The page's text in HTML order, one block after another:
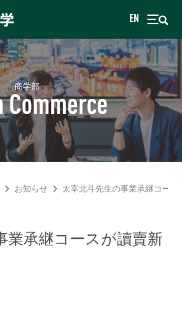
EN
商学部
Commerce
お知らせ 太宰北斗先生の事業承継コース
業承継コースが讀賣新